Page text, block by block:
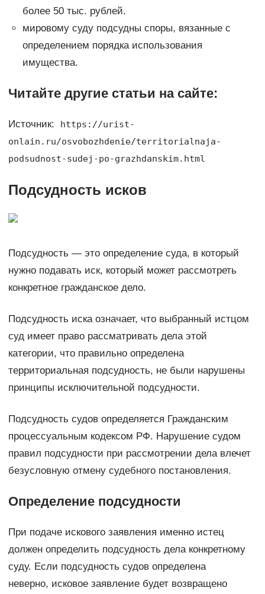
более 50 тыс. рублей.
мировому суду подсудны споры, вязанные с
определением порядка использования
имущества.
Читайте другие статьи на сайте:
Источник:
https://urist-
onlain.ru/osvobozhdenie/territorialnaja-
podsudnost-sudej-po-grazhdanskim.html
Подсудность исков
Подсудность — это определение суда, в который
нужно подавать иск, который может рассмотреть
конкретное гражданское дело.
Подсудность иска означает, что выбранный истцом
суд имеет право рассматривать дела этой
категории, что правильно определена
территориальная подсудность, не были нарушены
принципы исключительной подсудности.
Подсудность судов определяется Гражданским
процессуальным кодексом РФ. Нарушение судом
правил подсудности при рассмотрении дела влечет
безусловную отмену судебного постановления.
Определение подсудности
При подаче искового заявления именно истец
должен определить подсудность дела конкретному
суду. Если подсудность судов определена
неверно, исковое заявление будет возвращено